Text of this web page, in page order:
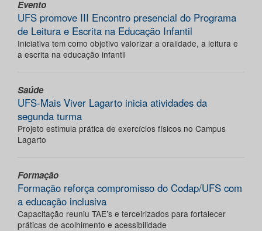
Evento
UFS promove III Encontro presencial do Programa
de Leitura e Escrita na Educação Infantil
Iniciativa tem como objetivo valorizar a oralidade, a leitura e
a escrita na educação infantil
Saúde
UFS-Mais Viver Lagarto inicia atividades da
segunda turma
Projeto estimula prática de exercícios físicos no Campus
Lagarto
Formação
Formação reforça compromisso do Codap/UFS com
a educação inclusiva
Capacitação reuniu TAE’s e terceirizados para fortalecer
práticas de acolhimento e acessibilidade